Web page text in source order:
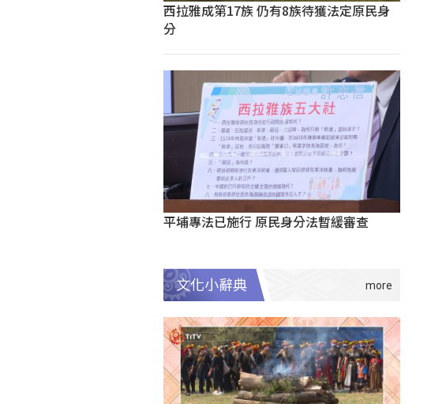
西拉雅成第17族 仍有8族待獲法定原民身
分
平埔專法已施行 原民身分法暫緩審查
文化小辭典